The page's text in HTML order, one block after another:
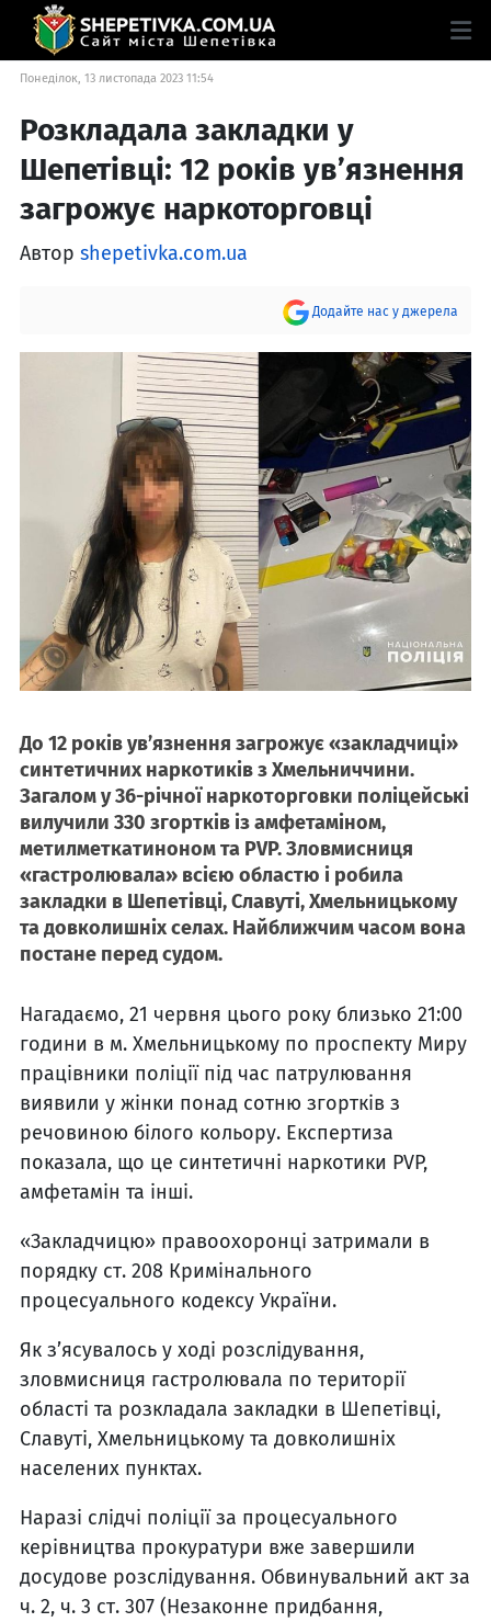
Понеділок, 13 листопада 2023 11:54
Розкладала закладки у
Шепетівці: 12 років ув’язнення
загрожує наркоторговці
Автор shepetivka.com.ua
Додайте нас у джерела
До 12 років ув’язнення загрожує «закладчиці»
синтетичних наркотиків з Хмельниччини.
Загалом у 36-річної наркоторговки поліцейські
вилучили 330 згортків із амфетаміном,
метилметкатиноном та PVP. Зловмисниця
«гастролювала» всією областю і робила
закладки в Шепетівці, Славуті, Хмельницькому
та довколишніх селах. Найближчим часом вона
постане перед судом.
Нагадаємо, 21 червня цього року близько 21:00
години в м. Хмельницькому по проспекту Миру
працівники поліції під час патрулювання
виявили у жінки понад сотню згортків з
речовиною білого кольору. Експертиза
показала, що це синтетичні наркотики PVP,
амфетамін та інші.
«Закладчицю» правоохоронці затримали в
порядку ст. 208 Кримінального
процесуального кодексу України.
Як з’ясувалось у ході розслідування,
зловмисниця гастролювала по території
області та розкладала закладки в Шепетівці,
Славуті, Хмельницькому та довколишніх
населених пунктах.
Наразі слідчі поліції за процесуального
керівництва прокуратури вже завершили
досудове розслідування. Обвинувальний акт за
ч. 2, ч. 3 ст. 307 (Незаконне придбання,